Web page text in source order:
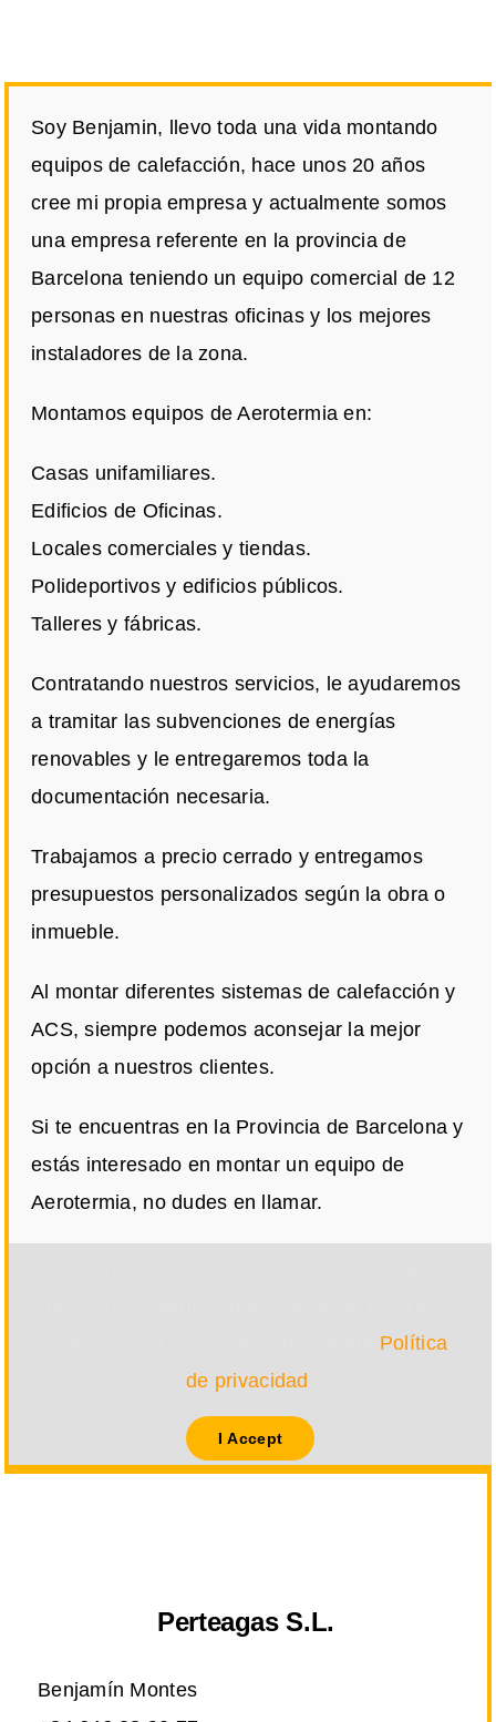
Soy Benjamin, llevo toda una vida montando
equipos de calefacción, hace unos 20 años
cree mi propia empresa y actualmente somos
una empresa referente en la provincia de
Barcelona teniendo un equipo comercial de 12
personas en nuestras oficinas y los mejores
instaladores de la zona.
Montamos equipos de Aerotermia en:
Casas unifamiliares.
Edificios de Oficinas.
Locales comerciales y tiendas.
Polideportivos y edificios públicos.
Talleres y fábricas.
Contratando nuestros servicios, le ayudaremos
a tramitar las subvenciones de energías
renovables y le entregaremos toda la
documentación necesaria.
Trabajamos a precio cerrado y entregamos
presupuestos personalizados según la obra o
inmueble.
Al montar diferentes sistemas de calefacción y
ACS, siempre podemos aconsejar la mejor
opción a nuestros clientes.
Si te encuentras en la Provincia de Barcelona y
estás interesado en montar un equipo de
Aerotermia, no dudes en llamar.
Política
de privacidad
I Accept
Perteagas S.L.
Benjamín Montes